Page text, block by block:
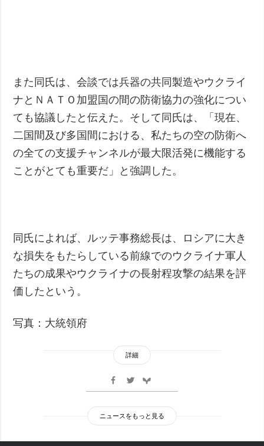
また同氏は、会談では兵器の共同製造やウクライ
ナとＮＡＴＯ加盟国の間の防衛協力の強化につい
ても協議したと伝えた。そして同氏は、「現在、
二国間及び多国間における、私たちの空の防衛へ
の全ての支援チャンネルが最大限活発に機能する
ことがとても重要だ」と強調した。
同氏によれば、ルッテ事務総長は、ロシアに大き
な損失をもたらしている前線でのウクライナ軍人
たちの成果やウクライナの長射程攻撃の結果を評
価したという。
写真：大統領府
詳細
ニュースをもっと見る